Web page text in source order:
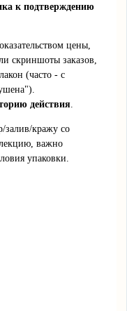
к подтверждению
цены,
скриншоты заказов,
(часто - с
действия.
кражу со
важно
упаковки.